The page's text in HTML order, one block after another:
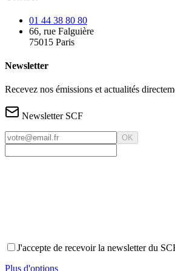
01 44 38 80 80
66, rue Falguière
75015 Paris
Newsletter
Recevez nos émissions et actualités
Newsletter SCF
OK
J'accepte de recevoir la newsletter du
Plus d'options